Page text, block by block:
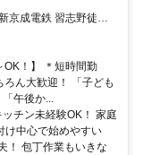
京成電鉄 習志野徒歩
志野駅/薬園台駅より
！】 ＊短時間勤
ん大歓迎！ 「子ども
午後か...
チン未経験OK！ 家庭
け中心で始めやすい
！ 包丁作業もいきな